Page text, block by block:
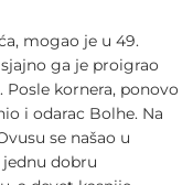
mogao je u 49.
ga je proigrao
Posle kornera, ponovo
i odarac Bolhe. Na
se našao u
jednu dobru